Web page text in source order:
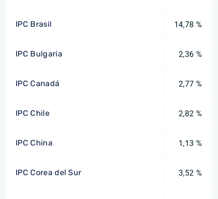
IPC Brasil 14,78 %
IPC Bulgaria 2,36 %
IPC Canadá 2,77 %
IPC Chile 2,82 %
IPC China 1,13 %
IPC Corea del Sur 3,52 %